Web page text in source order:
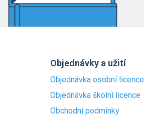
Objednávky a užití
Objednávka osobní licence
Objednávka školní licence
Obchodní podmínky